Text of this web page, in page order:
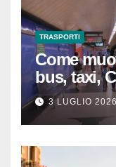
TRASPORTI
Come
bus, taxi,
3 LUGLIO 2026